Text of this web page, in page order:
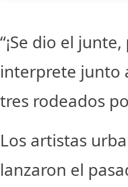
“¡Se dio el
interprete junto
tres rodeados
Los artistas
lanzaron el